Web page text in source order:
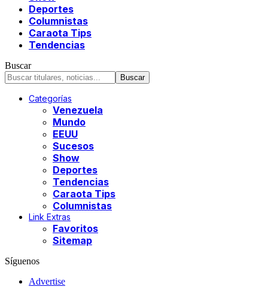
Deportes
Columnistas
Caraota Tips
Tendencias
Buscar
Categorías
Venezuela
Mundo
EEUU
Sucesos
Show
Deportes
Tendencias
Caraota Tips
Columnistas
Link Extras
Favoritos
Sitemap
Síguenos
Advertise